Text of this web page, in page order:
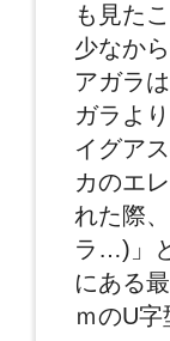
も見た
少なか
アガラ
ガラよ
イグア
カのエ
れた際
ラ…)」
にある
ｍのU字